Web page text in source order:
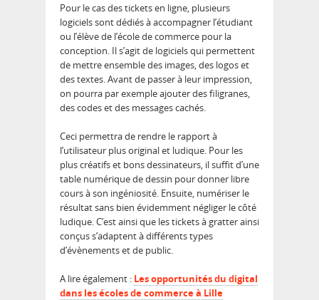
Pour le cas des tickets en ligne, plusieurs
logiciels sont dédiés à accompagner l’étudiant
ou l’élève de l’école de commerce pour la
conception. Il s’agit de logiciels qui permettent
de mettre ensemble des images, des logos et
des textes. Avant de passer à leur impression,
on pourra par exemple ajouter des filigranes,
des codes et des messages cachés.
Ceci permettra de rendre le rapport à
l’utilisateur plus original et ludique. Pour les
plus créatifs et bons dessinateurs, il suffit d’une
table numérique de dessin pour donner libre
cours à son ingéniosité. Ensuite, numériser le
résultat sans bien évidemment négliger le côté
ludique. C’est ainsi que les tickets à gratter ainsi
conçus s’adaptent à différents types
d’évènements et de public.
A lire également : Les opportunités du digital
dans les écoles de commerce à Lille